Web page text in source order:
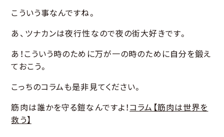
こういう事なんですね。
あ、ツナカンは夜行性なので夜の街大好きです。
あ！こういう時のために万が一の時のために自分を鍛え
ておこう。
こっちのコラムも是非見てください。
筋肉は誰かを守る鎧なんですよ！ コラム【筋肉は世界を
救う】